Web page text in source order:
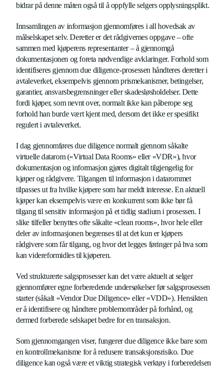
bidrar på denne måten også til å oppfylle selgers opplysningsplikt.
Innsamlingen av informasjon gjennomføres i all hovedsak av
målselskapet selv. Deretter er det rådgivernes oppgave – ofte
sammen med kjøperens representanter – å gjennomgå
dokumentasjonen og foreta nødvendige avklaringer. Forhold som
identifiseres gjennom due diligence-prosessen håndteres deretter i
avtaleverket, eksempelvis gjennom prismekanismer, betingelser,
garantier, ansvarsbegrensninger eller skadesløsholdelser. Dette
fordi kjøper, som nevnt over, normalt ikke kan påberope seg
forhold han burde vært kjent med, dersom det ikke er spesifikt
regulert i avtaleverket.
I dag gjennomføres due diligence normalt gjennom såkalte
virtuelle datarom («Virtual Data Rooms» eller «VDR»), hvor
dokumentasjon og informasjon gjøres digitalt tilgjengelig for
kjøper og rådgivere. Tilgangen til informasjon i datarommet
tilpasses ut fra hvilke kjøpere som har meldt interesse. En aktuell
kjøper kan eksempelvis være en konkurrent som ikke bør få
tilgang til sensitiv informasjon på et tidlig stadium i prosessen. I
slike tilfeller benyttes ofte såkalte «clean rooms», hvor hele eller
deler av informasjonen begrenses til at det kun er kjøpers
rådgivere som får tilgang, og hvor det legges føringer på hva som
kan videreformidles til kjøperen.
Ved strukturerte salgsprosesser kan det være aktuelt at selger
gjennomfører egne forberedende undersøkelser før salgsprosessen
starter (såkalt «Vendor Due Diligence» eller «VDD»). Hensikten
er å identifisere og håndtere problemområder på forhånd, og
dermed forberede selskapet bedre for en transaksjon.
Som gjennomgangen viser, fungerer due diligence ikke bare som
en kontrollmekanisme for å redusere transaksjonsrisiko. Due
diligence kan også være et viktig strategisk verktøy i forberedelsen